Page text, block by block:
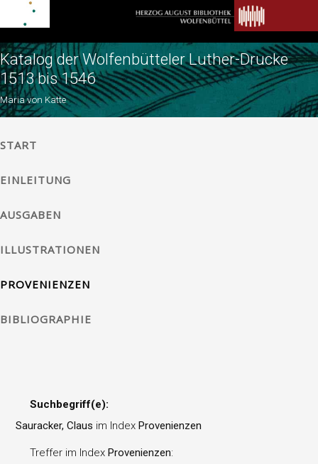
Katalog der Wolfenbütteler Luther-Drucke
1513 bis 1546
Maria von Katte
START
EINLEITUNG
AUSGABEN
ILLUSTRATIONEN
PROVENIENZEN
BIBLIOGRAPHIE
Suchbegriff(e):
Sauracker, Claus im IndexProvenienzen
Treffer im IndexProvenienzen: